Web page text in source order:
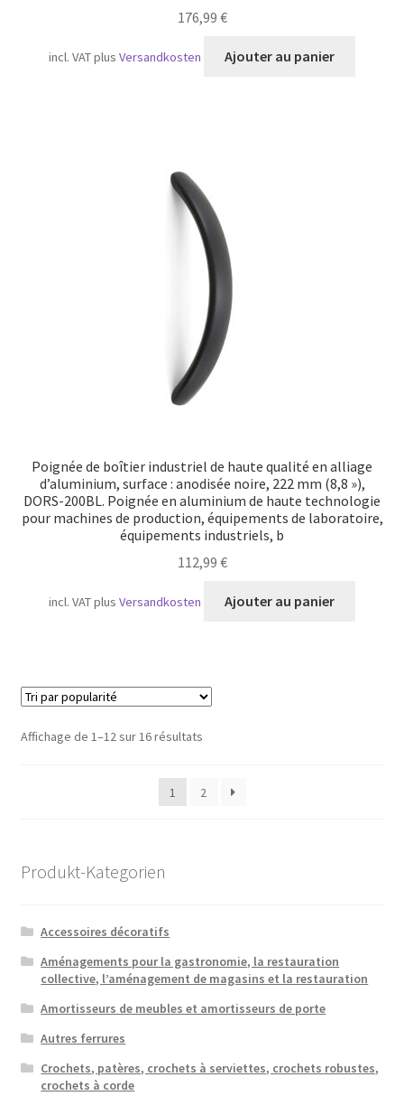
176,99 €
incl. VATplusVersandkosten Ajouter au panier
Poignée de boîtier industriel de haute qualité en alliage
d’aluminium, surface : anodisée noire, 222 mm (8,8 »),
DORS-200BL. Poignée en aluminium de haute technologie
pour machines de production, équipements de laboratoire,
équipements industriels, b
112,99 €
incl. VATplusVersandkosten Ajouter au panier
Affichage de 1–12 sur 16 résultatsTrié
1
2
Produkt-Kategorien
Accessoires décoratifs
Aménagements pour la gastronomie, la restauration
collective, l’aménagement de magasins et la restauration
Amortisseurs de meubles et amortisseurs de porte
Autres ferrures
Crochets, patères, crochets à serviettes, crochets robustes,
crochets à corde